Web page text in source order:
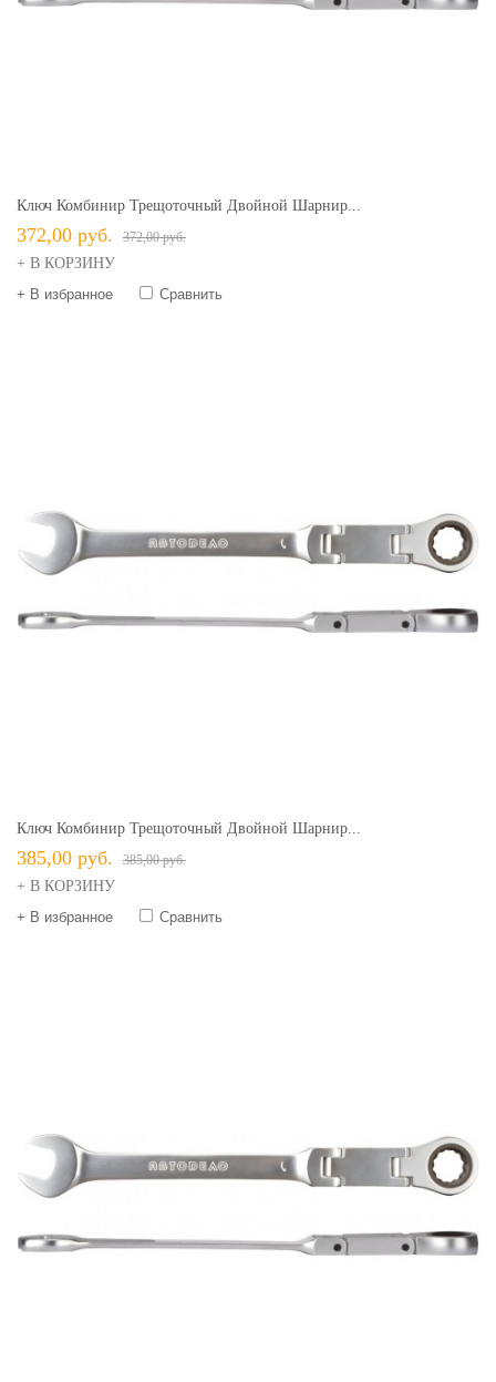
Ключ Комбинир Трещоточный Двойной Шарнир...
372,00 руб. 372,00 руб.
+ В КОРЗИНУ
+ В избранное
Сравнить
Ключ Комбинир Трещоточный Двойной Шарнир...
385,00 руб. 385,00 руб.
+ В КОРЗИНУ
+ В избранное
Сравнить